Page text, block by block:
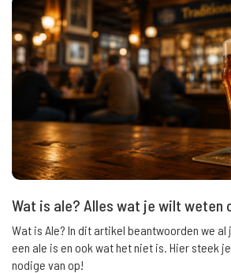
Wat is ale? Alles wat je wilt weten
Wat is Ale? In dit artikel beantwoorden we
een ale is en ook wat het niet is. Hier steek
nodige van op!